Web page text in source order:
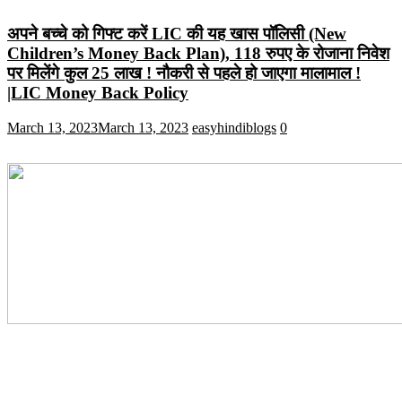
अपने बच्चे को गिफ्ट करें LIC की यह खास पॉलिसी (New
Children’s Money Back Plan), 118 रुपए के रोजाना निवेश
पर मिलेंगे कुल 25 लाख ! नौकरी से पहले हो जाएगा मालामाल !
|LIC Money Back Policy
March 13, 2023March 13, 2023 easyhindiblogs 0